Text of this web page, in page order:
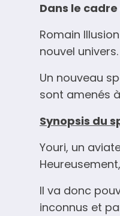
Dans le
Romain
nouvel
Un nouveau
sont amenés
Synopsis du
Youri, un
Il va donc
inconnus et